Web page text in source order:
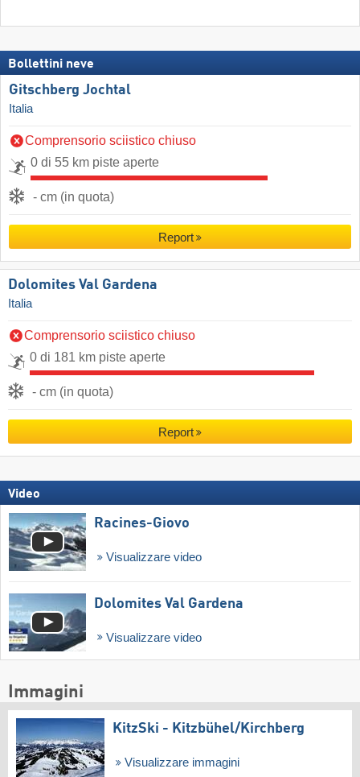
Bollettini neve
Gitschberg Jochtal
Italia
Comprensorio sciistico chiuso
0 di 55 km piste aperte
- cm (in quota)
Report
Dolomites Val Gardena
Italia
Comprensorio sciistico chiuso
0 di 181 km piste aperte
- cm (in quota)
Report
Video
Racines-Giovo
Visualizzare video
Dolomites Val Gardena
Visualizzare video
Immagini
KitzSki - Kitzbühel/​Kirchberg
Visualizzare immagini